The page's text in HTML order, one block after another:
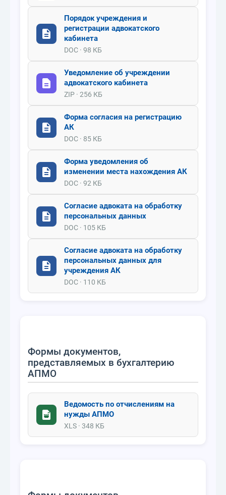
Порядок учреждения и
регистрации адвокатского
кабинета
DOC · 98 КБ
Уведомление об учреждении
адвокатского кабинета
ZIP · 256 КБ
Форма согласия на регистрацию
АК
DOC · 85 КБ
Форма уведомления об
изменении места нахождения АК
DOC · 92 КБ
Согласие адвоката на обработку
персональных данных
DOC · 105 КБ
Согласие адвоката на обработку
персональных данных для
учреждения АК
DOC · 110 КБ
Формы документов,
представляемых в бухгалтерию
АПМО
Ведомость по отчислениям на
нужды АПМО
XLS · 348 КБ